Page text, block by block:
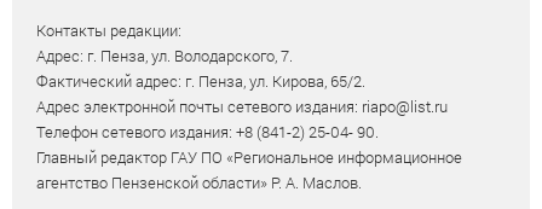
Контакты редакции:
Адрес: г. Пенза, ул. Володарского, 7.
Фактический адрес: г. Пенза, ул. Кирова, 65/2.
Адрес электронной почты сетевого издания: riapo@list.ru
Телефон сетевого издания: +8 (841-2) 25-04- 90.
Главный редактор ГАУ ПО «Региональное информационное
агентство Пензенской области» Р. А. Маслов.